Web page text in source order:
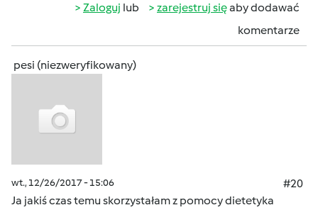
Zaloguj lub zarejestruj sięaby dodawać
komentarze
pesi (niezweryfikowany)
wt., 12/26/2017 - 15:06
#20
Ja jakiś czas temu skorzystałam z pomocy dietetyka